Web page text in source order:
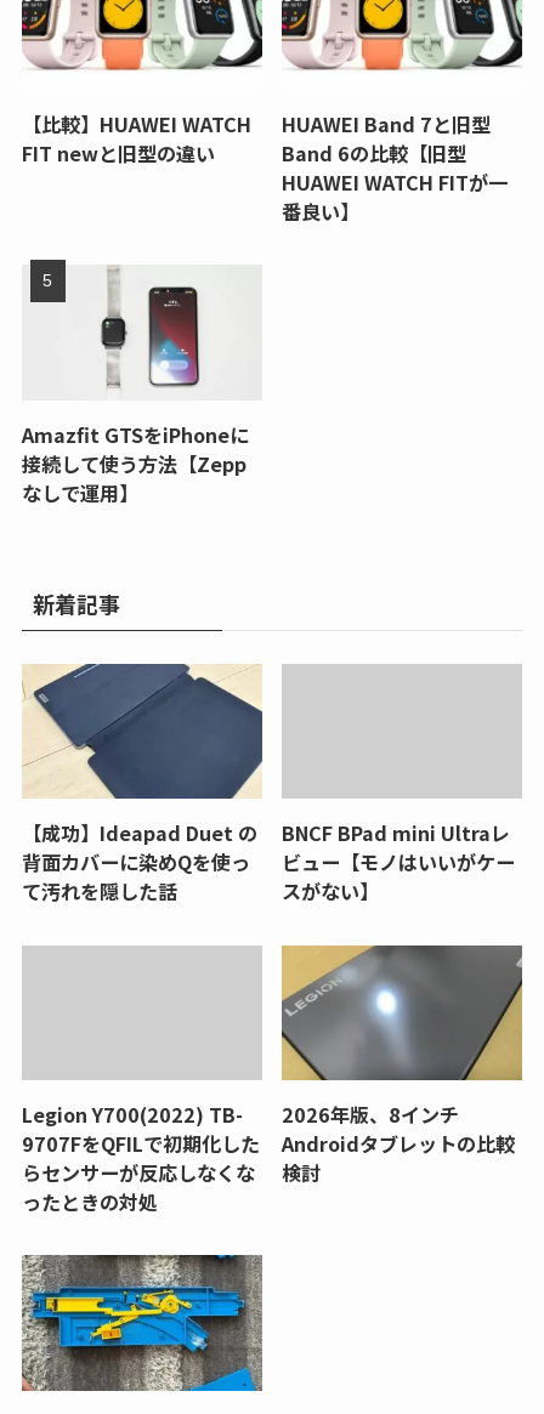
【比較】HUAWEI WATCH
FIT newと旧型の違い
HUAWEI Band 7と旧型
Band 6の比較【旧型
HUAWEI WATCH FITが一
番良い】
Amazfit GTSをiPhoneに
接続して使う方法【Zepp
なしで運用】
新着記事
【成功】Ideapad Duet の
背面カバーに染めQを使っ
て汚れを隠した話
BNCF BPad mini Ultraレ
ビュー【モノはいいがケー
スがない】
Legion Y700(2022) TB-
9707FをQFILで初期化した
らセンサーが反応しなくな
ったときの対処
2026年版、8インチ
Androidタブレットの比較
検討